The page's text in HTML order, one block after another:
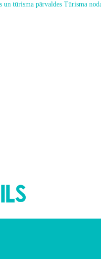
un tūrisma pārvaldes Tūrisma